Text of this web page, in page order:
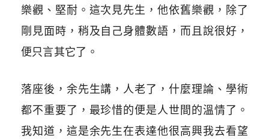
樂觀、堅耐。這次見先生，他依舊樂觀，除了
剛見面時，稍及自己身體數語，而且說很好，
便只言其它了。
落座後，余先生講，人老了，什麼理論、學術
都不重要了，最珍惜的便是人世間的溫情了。
我知道，這是余先生在表達他很高興我去看望